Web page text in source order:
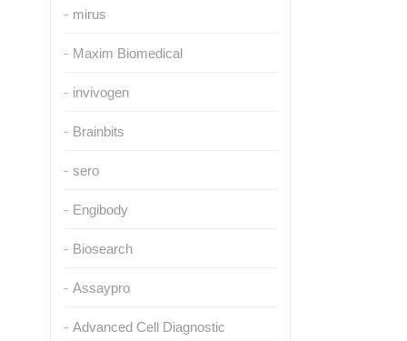
mirus
Maxim Biomedical
invivogen
Brainbits
sero
Engibody
Biosearch
Assaypro
Advanced Cell Diagnostic